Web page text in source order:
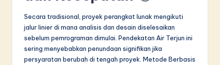
Secara tradisional, proyek perangkat lunak mengikuti
jalur linier di mana analisis dan desain diselesaikan
sebelum pemrograman dimulai. Pendekatan Air Terjun ini
sering menyebabkan penundaan signifikan jika
persyaratan berubah di tengah proyek. Metode Berbasis